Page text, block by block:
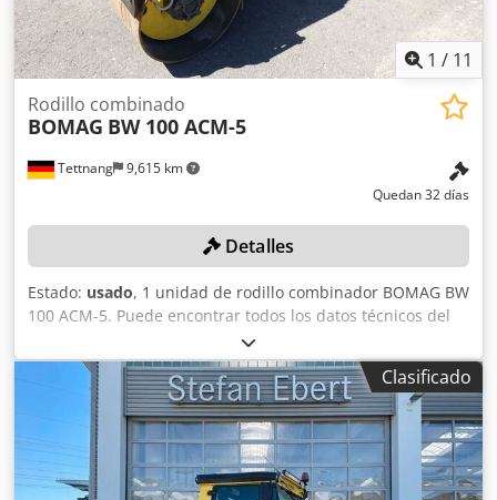
1 / 11
Tettnang 9,615 km
Rodillo combinado
BOMAG BW 100 ACM-5
Quedan 32 días
Detalles
Estado: usado, 1 unidad de rodillo combinador BOMAG BW
100 ACM-5. Puede encontrar todos los datos técnicos del
artículo que se subasta en la sección «Documentos» en
formato PDF, disponible para descargar. Color: como se
muestra en las imágenes, de acuerdo con las fotos y la
inspección. Dcsdpfx Alszqayceaek Estado: usado.
Clasificado